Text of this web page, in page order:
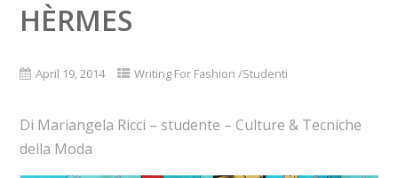
HÈRMES
April 19, 2014 Writing For Fashion /Studenti
Di Mariangela Ricci – studente – Culture & Tecniche
della Moda